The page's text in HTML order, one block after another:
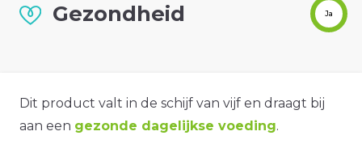
Gezondheid Ja
Dit product valt in de schijf van vijf en draagt bij
aan een gezonde dagelijkse voeding.